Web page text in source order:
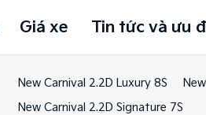
Giá xe Tin tức và ưu
New Carnival 2.2D Luxury 8S​
New Carnival 2.2D Signature 7S​